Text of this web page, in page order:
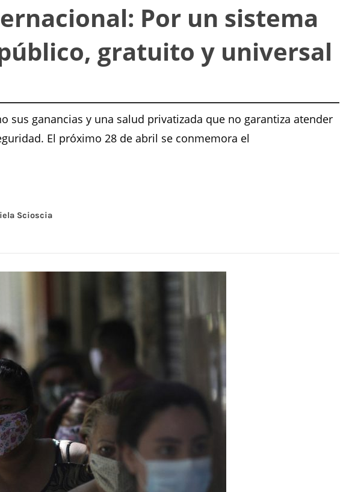
Por un sistema
gratuito y universal
sus ganancias y una salud privatizada que no garantiza atender
El próximo 28 de abril se conmemora el
Scioscia